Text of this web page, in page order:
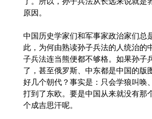
原因。
中国历史学家们和军事家政治家们总
此，为何由熟读孙子兵法的人统治
子兵法连当熊便都不够格。如果孙子
了，甚至俄罗斯、中东都是中国的
好几个朝代？事实是：只会学狼叫唤
打到了东欧。要是中国从来就没有那
个成吉思汗呢。